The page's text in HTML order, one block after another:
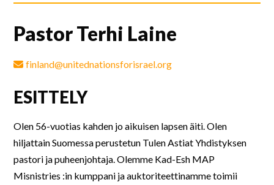
Pastor Terhi Laine
finland@unitednationsforisrael.org
ESITTELY
Olen 56-vuotias kahden jo aikuisen lapsen äiti. Olen
hiljattain Suomessa perustetun Tulen Astiat Yhdistyksen
pastori ja puheenjohtaja. Olemme Kad-Esh MAP
Misnistries :in kumppani ja auktoriteettinamme toimii